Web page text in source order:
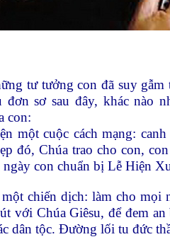
tư tưởng con đã suy gẫm
đơn sơ sau đây, khác nào
con:
một cuộc cách mạng:
đó, Chúa trao cho con,
con chuẩn bị Lễ Hiện
chiến dịch: làm cho mọi
với Chúa Giêsu, để đem
dân tộc. Ðường lối tu đức